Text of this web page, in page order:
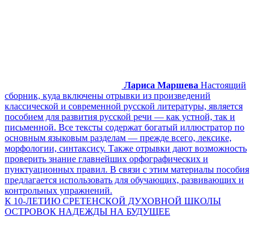
Лариса Маршева Настоящий
сборник, куда включены отрывки из произведений
классической и современной русской литературы, является
пособием для развития русской речи — как устной, так и
письменной. Все тексты содержат богатый иллюстратор по
основным языковым разделам — прежде всего, лексике,
морфологии, синтаксису. Также отрывки дают возможность
проверить знание главнейших орфографических и
пунктуационных правил. В связи с этим материалы пособия
предлагается использовать для обучающих, развивающих и
контрольных упражнений.
К 10-ЛЕТИЮ СРЕТЕНСКОЙ ДУХОВНОЙ ШКОЛЫ
ОСТРОВОК НАДЕЖДЫ НА БУДУЩЕЕ